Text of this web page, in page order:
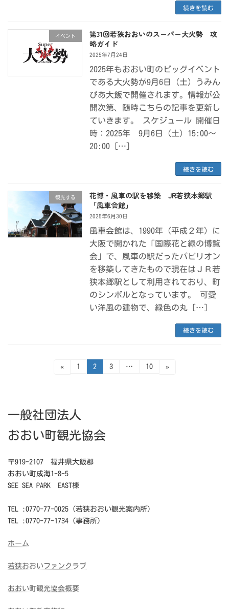
続きを読む
イベント
第31回若狭おおいのスーパー大火勢 攻
略ガイド
2025年7月24日
2025年もおおい町のビッグイベント
である大火勢が9月6日（土）うみん
ぴあ大飯で開催されます。情報が公
開次第、随時こちらの記事を更新し
ていきます。 スケジュール 開催日
時：2025年 9月6日（土）15:00～
20:00 […]
続きを読む
観光する
花博・風車の駅を移築 JR若狭本郷駅
「風車会館」
2025年6月30日
風車会館は、1990年（平成２年）に
大阪で開かれた「国際花と緑の博覧
会」で、風車の駅だったパビリオン
を移築してきたもので現在はＪＲ若
狭本郷駅として利用されており、町
のシンボルとなっています。 可愛
い洋風の建物で、緑色の丸 […]
続きを読む
ペ
ー
ジ
送
り
«
固
1
固
定
2
固
3 …
固
10 »
一般社団法人
おおい町観光協会
〒919-2107 福井県大飯郡
おおい町成海1-8-5
SEE SEA PARK EAST棟
TEL :0770-77-0025（若狭おおい観光案内所）
TEL :0770-77-1734（事務所）
ホーム
若狭おおいファンクラブ
おおい町観光協会概要